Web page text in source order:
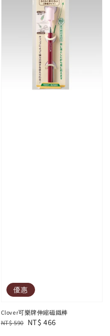
優惠
Clover可樂牌伸縮磁鐵棒
Regular
NT$ 590 Sale
NT$ 466